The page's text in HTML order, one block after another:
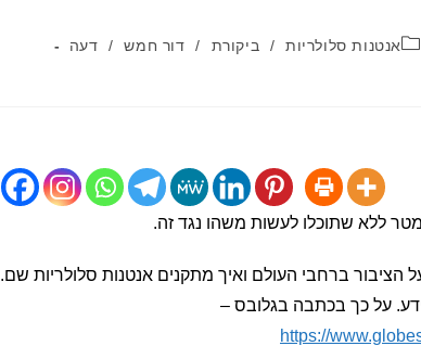
קטגוריה:
אנטנות סלולריות / ביקורת / דור חמש /
דעה
ללא שתוכלו לעשות משהו נגד זה.
הציבור ברחבי העולם ואיך מתקנים אנטנות סלולריות שם.
על כך בכתבה בגלובס –
https://